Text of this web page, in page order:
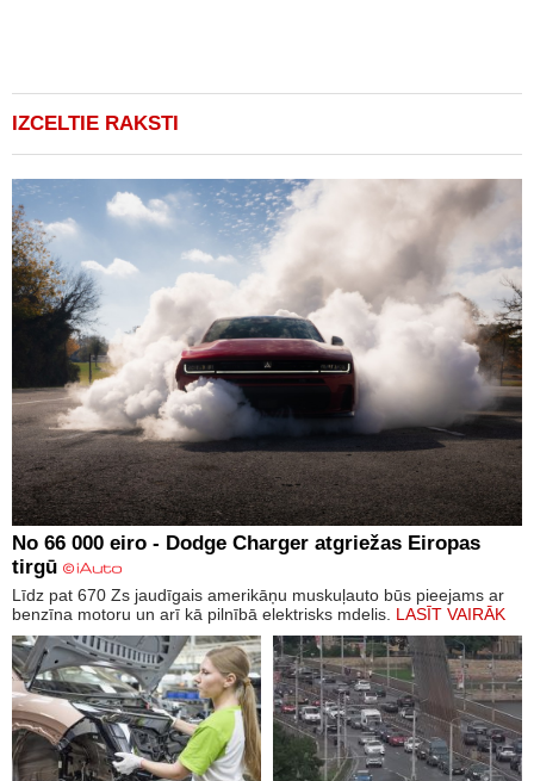
IZCELTIE RAKSTI
No 66 000 eiro - Dodge Charger atgriežas Eiropas
tirgū
Līdz pat 670 Zs jaudīgais amerikāņu muskuļauto būs pieejams ar
benzīna motoru un arī kā pilnībā elektrisks mdelis. LASĪT VAIRĀK